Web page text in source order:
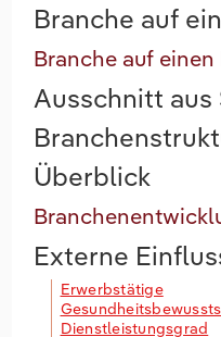
Branche auf
Branche auf einen
Ausschnitt
Überblick
Externe
Erwerbstätige
Dienstleistungsgrad